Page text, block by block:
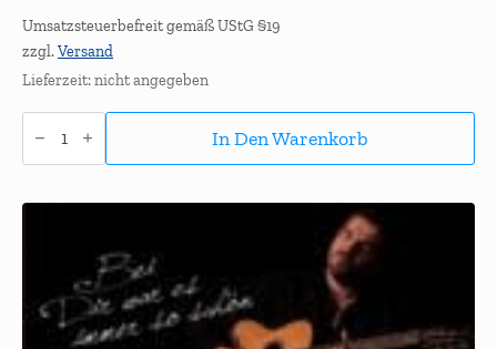
Umsatzsteuerbefreit gemäß UStG §19
zzgl.Versand
Lieferzeit: nicht angegeben
Clarinet
Stories
In Den Warenkorb